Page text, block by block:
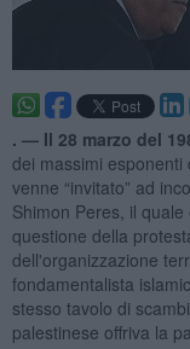
. — Il 28 marzo del
dei massimi esponenti
venne “invitato” ad
Shimon Peres, il
questione della
dell'organizzazione
fondamentalista
stesso tavolo di
palestinese offriva la